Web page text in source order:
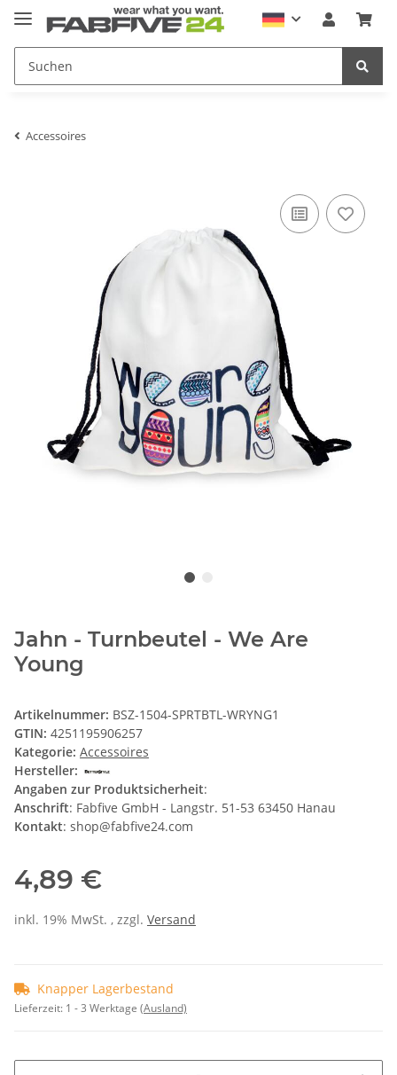
Accessoires
Jahn - Turnbeutel - We Are
Young
Artikelnummer: BSZ-1504-SPRTBTL-WRYNG1
GTIN: 4251195906257
Kategorie: Accessoires
Hersteller:
Angaben zur Produktsicherheit:
Anschrift: Fabfive GmbH - Langstr. 51-53 63450 Hanau
Kontakt: shop@fabfive24.com
4,89 €
inkl. 19% MwSt. , zzgl. Versand
Knapper Lagerbestand
Lieferzeit: 1 - 3 Werktage (Ausland)